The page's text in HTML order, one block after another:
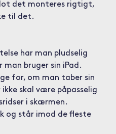
det monteres rigtigt,
til det.
har man pludselig
bruger sin iPad.
for, om man taber sin
skal være påpasselig
i skærmen.
og står imod de fleste